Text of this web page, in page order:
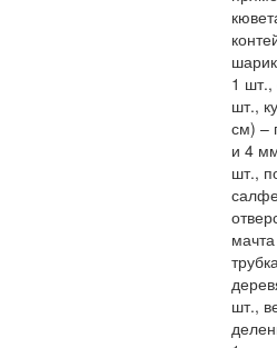
1 шт.,
шт.,
см) –
и 4
шт.,
шт.,